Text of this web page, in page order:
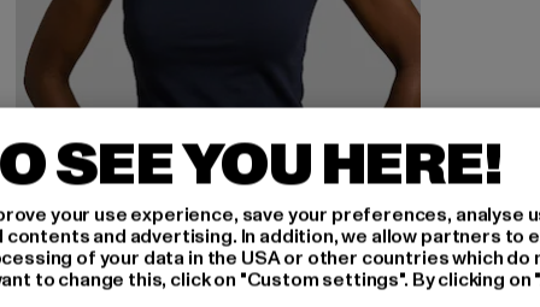
URBAN CLASSICS
Ladies Short Slim
SEE YOU HERE!
your use experience, save your preferences, analyse
and advertising. In addition, we allow partners to
of your data in the USA or other countries which do
to change this, click on "Custom settings". By clicking